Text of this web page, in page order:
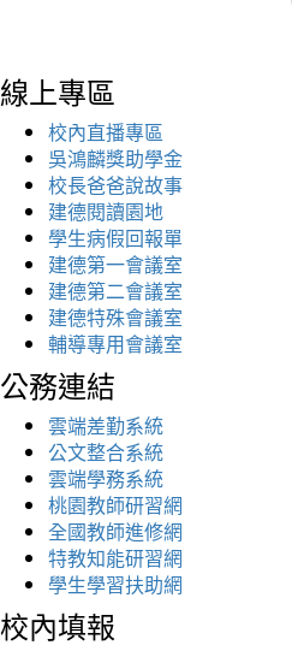
線上專區
校內直播專區
吳鴻麟獎助學金
校長爸爸說故事
建德閱讀園地
學生病假回報單
建德第一會議室
建德第二會議室
建德特殊會議室
輔導專用會議室
公務連結
雲端差勤系統
公文整合系統
雲端學務系統
桃園教師研習網
全國教師進修網
特教知能研習網
學生學習扶助網
校內填報